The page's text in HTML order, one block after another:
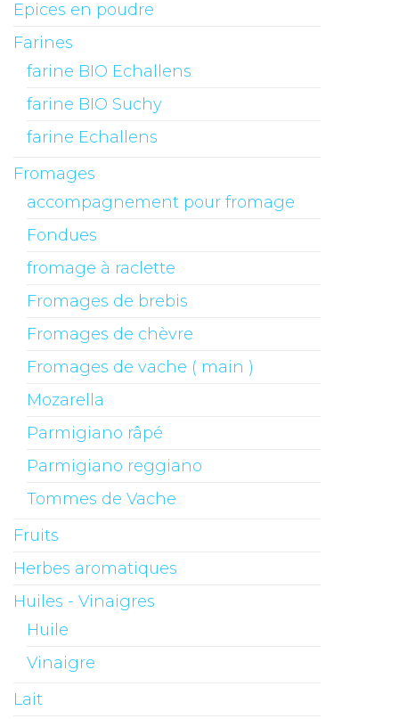
Epices en poudre
Farines
farine BIO Echallens
farine BIO Suchy
farine Echallens
Fromages
accompagnement pour fromage
Fondues
fromage à raclette
Fromages de brebis
Fromages de chèvre
Fromages de vache ( main )
Mozarella
Parmigiano râpé
Parmigiano reggiano
Tommes de Vache
Fruits
Herbes aromatiques
Huiles - Vinaigres
Huile
Vinaigre
Lait